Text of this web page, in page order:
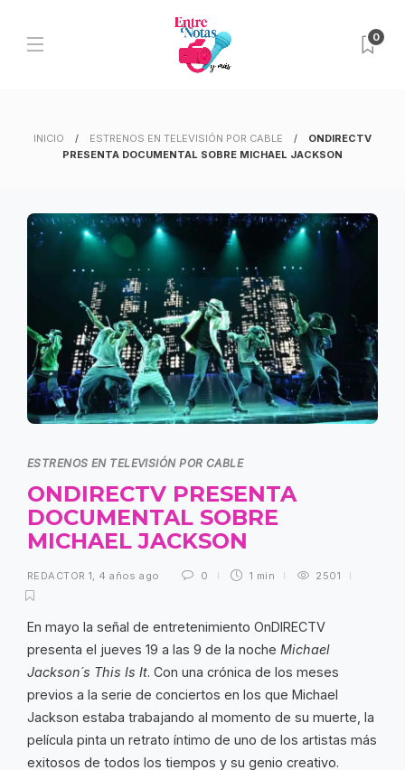
0
INICIO ESTRENOS EN TELEVISIÓN POR CABLE
ONDIRECTV
PRESENTA DOCUMENTAL SOBRE MICHAEL JACKSON
ESTRENOS EN TELEVISIÓN POR CABLE
ONDIRECTV PRESENTA
DOCUMENTAL SOBRE
MICHAEL JACKSON
REDACTOR 1 4 años ago 0 1 min 2501
En mayo la señal de entretenimiento OnDIRECTV
presenta el jueves 19 a las 9 de la noche Michael
Jackson´s This Is It. Con una crónica de los meses
previos a la serie de conciertos en los que Michael
Jackson estaba trabajando al momento de su muerte, la
película pinta un retrato íntimo de uno de los artistas más
exitosos de todos los tiempos y su genio creativo.